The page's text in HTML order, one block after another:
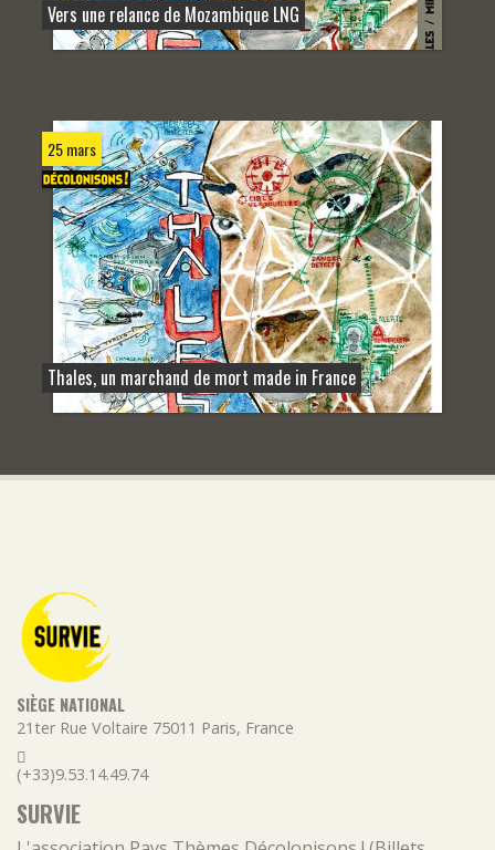
Vers une relance de Mozambique LNG
25 mars
Thales, un marchand de mort made in France
SIÈGE NATIONAL
21ter Rue Voltaire 75011 Paris, France
(+33)9.53.14.49.74
SURVIE